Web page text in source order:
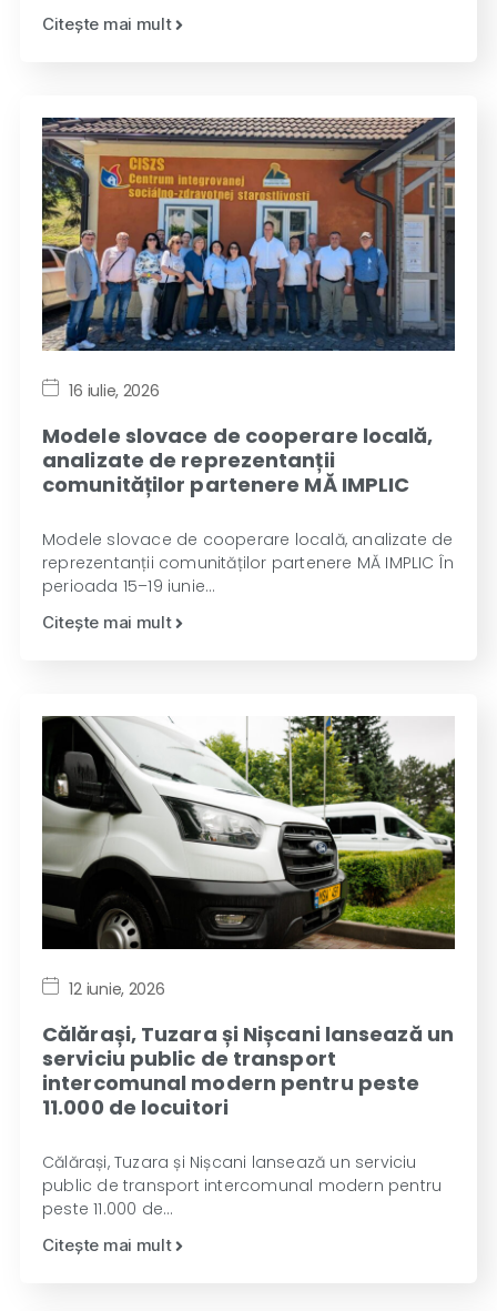
Citește mai mult
16 iulie, 2026
Modele slovace de cooperare locală,
analizate de reprezentanții
comunităților partenere MĂ IMPLIC
Modele slovace de cooperare locală, analizate de
reprezentanții comunităților partenere MĂ IMPLIC În
perioada 15–19 iunie…
Citește mai mult
12 iunie, 2026
Călărași, Tuzara și Nișcani lansează un
serviciu public de transport
intercomunal modern pentru peste
11.000 de locuitori
Călărași, Tuzara și Nișcani lansează un serviciu
public de transport intercomunal modern pentru
peste 11.000 de…
Citește mai mult